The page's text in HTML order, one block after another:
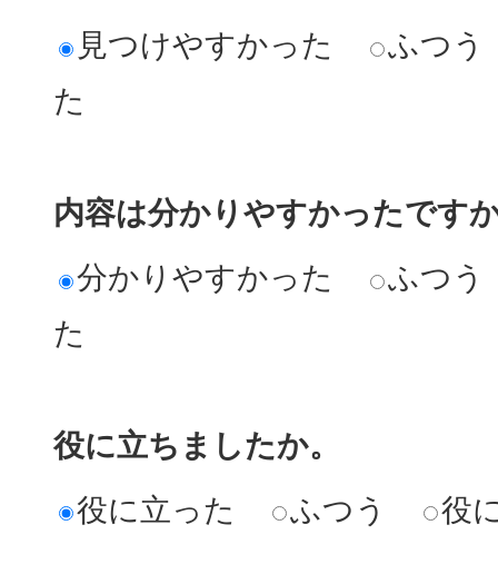
見つけやすかった
ふつう
た
内容は分かりやすかったです
分かりやすかった
ふつう
た
役に立ちましたか。
役に立った
ふつう 役